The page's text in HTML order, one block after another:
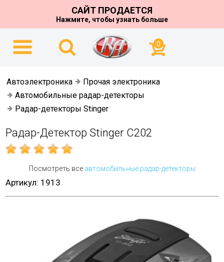
САЙТ ПРОДАЕТСЯ
Нажмите, чтобы узнать больше
0
Автоэлектроника
Прочая электроника
Автомобильные радар-детекторы
Радар-детекторы Stinger
Радар-Детектор Stinger С202
Посмотреть все автомобильные радар-детекторы
Артикул: 1913